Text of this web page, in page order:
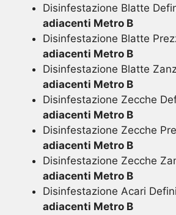
Disinfestazione Blatte
adiacenti Metro B
Disinfestazione Blatte
adiacenti Metro B
Disinfestazione Blatte
adiacenti Metro B
Disinfestazione Zecche
adiacenti Metro B
Disinfestazione Zecche
adiacenti Metro B
Disinfestazione Zecche
adiacenti Metro B
Disinfestazione Acari
adiacenti Metro B